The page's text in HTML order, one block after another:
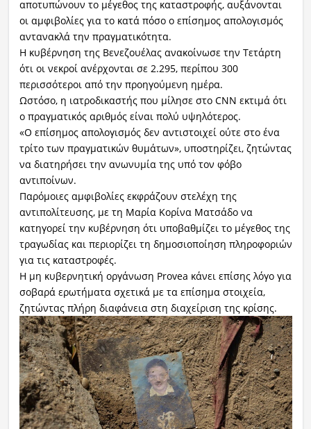
αποτυπώνουν το μέγεθος της καταστροφής, αυξάνονται
οι αμφιβολίες για το κατά πόσο ο επίσημος απολογισμός
αντανακλά την πραγματικότητα.
Η κυβέρνηση της Βενεζουέλας ανακοίνωσε την Τετάρτη
ότι οι νεκροί ανέρχονται σε 2.295, περίπου 300
περισσότεροι από την προηγούμενη ημέρα.
Ωστόσο, η ιατροδικαστής που μίλησε στο CNN εκτιμά ότι
ο πραγματικός αριθμός είναι πολύ υψηλότερος.
«Ο επίσημος απολογισμός δεν αντιστοιχεί ούτε στο ένα
τρίτο των πραγματικών θυμάτων», υποστηρίζει, ζητώντας
να διατηρήσει την ανωνυμία της υπό τον φόβο
αντιποίνων.
Παρόμοιες αμφιβολίες εκφράζουν στελέχη της
αντιπολίτευσης, με τη Μαρία Κορίνα Ματσάδο να
κατηγορεί την κυβέρνηση ότι υποβαθμίζει το μέγεθος της
τραγωδίας και περιορίζει τη δημοσιοποίηση πληροφοριών
για τις καταστροφές.
Η μη κυβερνητική οργάνωση Provea κάνει επίσης λόγο για
σοβαρά ερωτήματα σχετικά με τα επίσημα στοιχεία,
ζητώντας πλήρη διαφάνεια στη διαχείριση της κρίσης.